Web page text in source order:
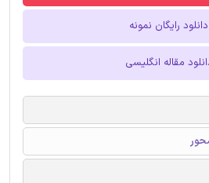
دانلود رایگان نمونه
مقاله انگلیسی